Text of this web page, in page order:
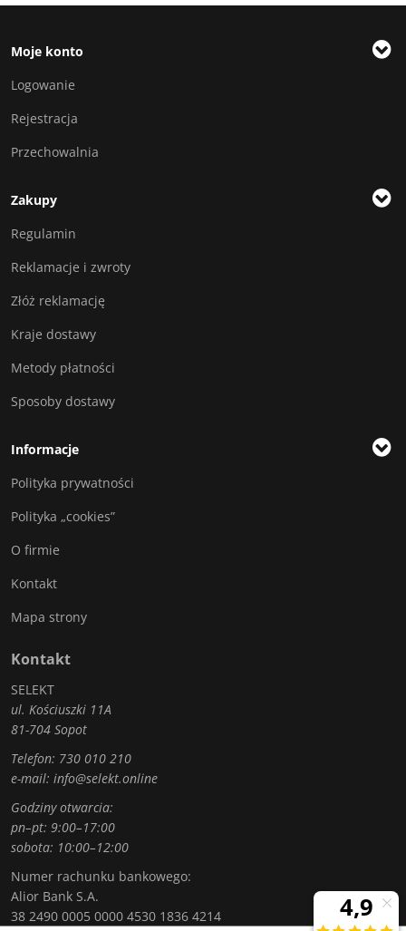
Moje konto
Logowanie
Rejestracja
Przechowalnia
Zakupy
Regulamin
Reklamacje i zwroty
Złóż reklamację
Kraje dostawy
Metody płatności
Sposoby dostawy
Informacje
Polityka prywatności
Polityka „cookies”
O firmie
Kontakt
Mapa strony
Kontakt
SELEKT
ul. Kościuszki 11A
81-704 Sopot
Telefon: 730 010 210
e-mail: info@selekt.online
Godziny otwarcia:
pn–pt: 9:00–17:00
sobota: 10:00–12:00
Numer rachunku bankowego:
Alior Bank S.A.
38 2490 0005 0000 4530 1836 4214